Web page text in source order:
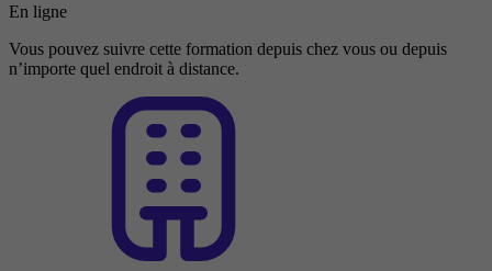
En ligne
Vous pouvez suivre cette formation depuis chez vous ou depuis
n’importe quel endroit à distance.